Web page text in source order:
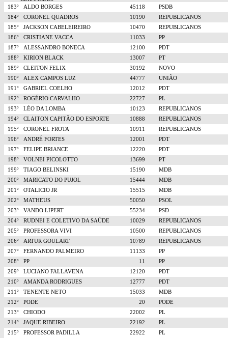
183º
ALDO BORGES 45118
PSDB
184º
CORONEL QUADROS 10190
REPUBLICANOS
185º
JACKSON CABELEIREIRO 10470
REPUBLICANOS
186º
CRISTIANE VACCA 11033
PP
187º
ALESSANDRO BONECA 12100
PDT
188º
KIRION BLACK 13007
PT
189º
CLEITON FELIX 30192
NOVO
190º
ALEX CAMPOS LUZ 44777
UNIÃO
191º
GABRIEL COELHO 12012
PDT
192º
ROGÉRIO CARVALHO 22727
PL
193º
LÉO DA LOMBA 10123
REPUBLICANOS
194º
CLAITON CAPITÃO DO ESPORTE 10888
REPUBLICANOS
195º
CORONEL FROTA 10911
REPUBLICANOS
196º
ANDRÉ FORTES 12001
PDT
197º
FELIPE BRIANCE 12220
PDT
198º
VOLNEI PICOLOTTO 13699
PT
199º
TIAGO BELINSKI 15190
MDB
200º
MARICATO DO PUJOL 15444
MDB
201º
OTALICIO JR 15515
MDB
202º
MATHEUS 50050
PSOL
203º
VANDO LIPERT 55234
PSD
204º
RUDNEI E COLETIVO DA SAÚDE 10029
REPUBLICANOS
205º
PROFESSORA VIVI 10500
REPUBLICANOS
206º
ARTUR GOULART 10789
REPUBLICANOS
207º
FERNANDO PALMEIRO 11133
PP
208º
PP 11
PP
209º
LUCIANO FALLAVENA 12120
PDT
210º
AMANDA RODRIGUES 12777
PDT
211º
TENENTE NETO 15033
MDB
212º
PODE 20
PODE
213º
CHIODO 22002
PL
214º
JAQUE RIBEIRO 22192
PL
215º
PROFESSOR PADILLA 22922
PL